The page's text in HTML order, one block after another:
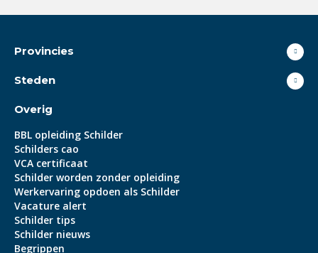
Provincies
Steden
Overig
BBL opleiding Schilder
Schilders cao
VCA certificaat
Schilder worden zonder opleiding
Werkervaring opdoen als Schilder
Vacature alert
Schilder tips
Schilder nieuws
Begrippen